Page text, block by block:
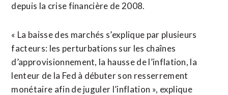
depuis la crise financière de 2008.
« La baisse des marchés s’explique par plusieurs
facteurs: les perturbations sur les chaînes
d’approvisionnement, la hausse de l’inflation, la
lenteur de la Fed à débuter son resserrement
monétaire afin de juguler l’inflation », explique